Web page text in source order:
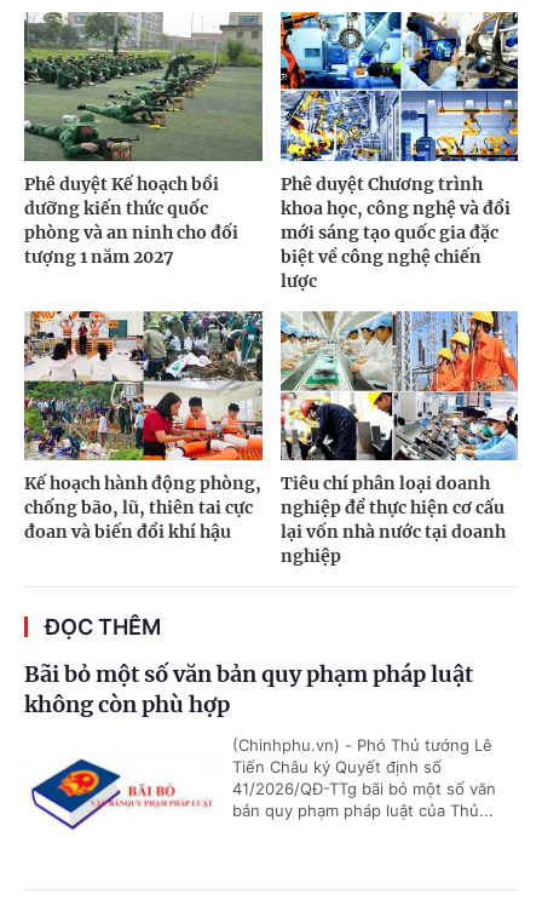
Phê duyệt Kế hoạch bồi
dưỡng kiến thức quốc
phòng và an ninh cho đối
tượng 1 năm 2027
Phê duyệt Chương trình
khoa học, công nghệ và đổi
mới sáng tạo quốc gia đặc
biệt về công nghệ chiến
lược
Kế hoạch hành động phòng,
chống bão, lũ, thiên tai cực
đoan và biến đổi khí hậu
Tiêu chí phân loại doanh
nghiệp để thực hiện cơ cấu
lại vốn nhà nước tại doanh
nghiệp
ĐỌC THÊM
Bãi bỏ một số văn bản quy phạm pháp luật
không còn phù hợp
(Chinhphu.vn) - Phó Thủ tướng Lê
Tiến Châu ký Quyết định số
41/2026/QĐ-TTg bãi bỏ một số văn
bản quy phạm pháp luật của Thủ...